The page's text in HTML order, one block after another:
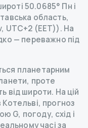
50.0685° Пн і
область,
UTC+2 (EET)). На
— переважно під
планетарним
проте
від широти. На цій
Котельві, прогноз
G, погоду, схід і
часі за